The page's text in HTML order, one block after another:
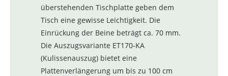
überstehenden Tischplatte geben dem
Tisch eine gewisse Leichtigkeit. Die
Einrückung der Beine beträgt ca. 70 mm.
Die Auszugsvariante ET170-KA
(Kulissenauszug) bietet eine
Plattenverlängerung um bis zu 100 cm